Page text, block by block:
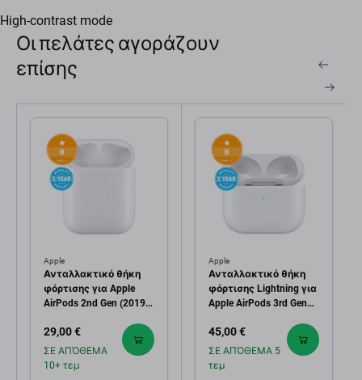
High-contrast mode
Οι πελάτες αγοράζουν
επίσης
Apple
Ανταλλακτικό θήκη
φόρτισης για Apple
AirPods 2nd Gen (2019)
29,00 €
ΣΕ ΑΠΌΘΕΜΑ
10+ τεμ
Apple
Ανταλλακτικό θήκη
φόρτισης Lightning για
Apple AirPods 3rd Gen
45,00 €
ΣΕ ΑΠΌΘΕΜΑ 5
τεμ